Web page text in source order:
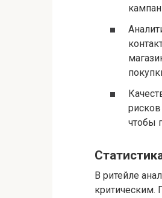
чтобы
В ритейле